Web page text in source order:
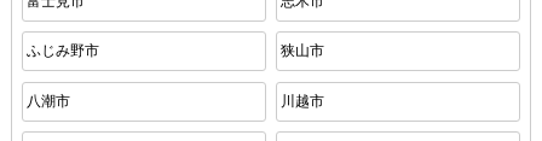
ふじみ野市 狭山市
八潮市 川越市